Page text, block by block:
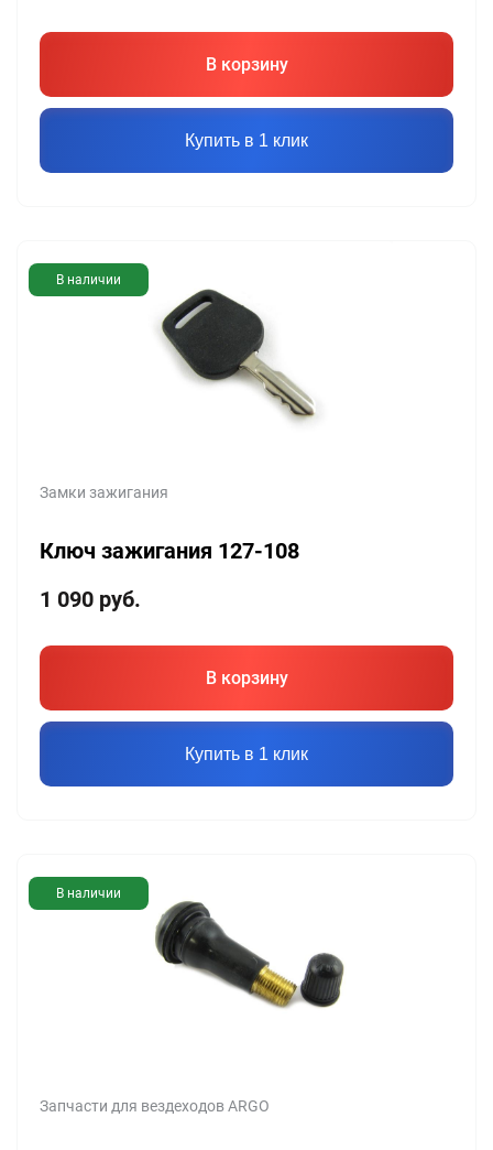
В корзину
Купить в 1 клик
В наличии
Замки зажигания
Ключ зажигания 127-108
1 090 руб.
В корзину
Купить в 1 клик
В наличии
Запчасти для вездеходов ARGO